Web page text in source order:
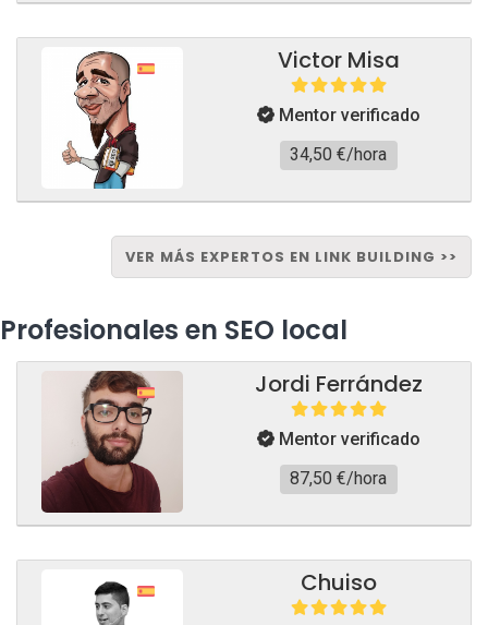
Victor Misa
Mentor verificado
34,50 €/hora
VER MÁS EXPERTOS EN LINK BUILDING >>
Profesionales en SEO local
Jordi Ferrández
Mentor verificado
87,50 €/hora
Chuiso